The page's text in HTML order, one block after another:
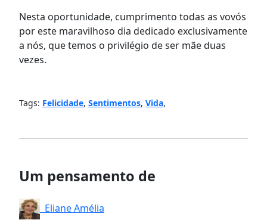
Nesta oportunidade, cumprimento todas as vovós
por este maravilhoso dia dedicado exclusivamente
a nós, que temos o privilégio de ser mãe duas
vezes.
Tags: Felicidade, Sentimentos, Vida,
Um pensamento de
Eliane Amélia